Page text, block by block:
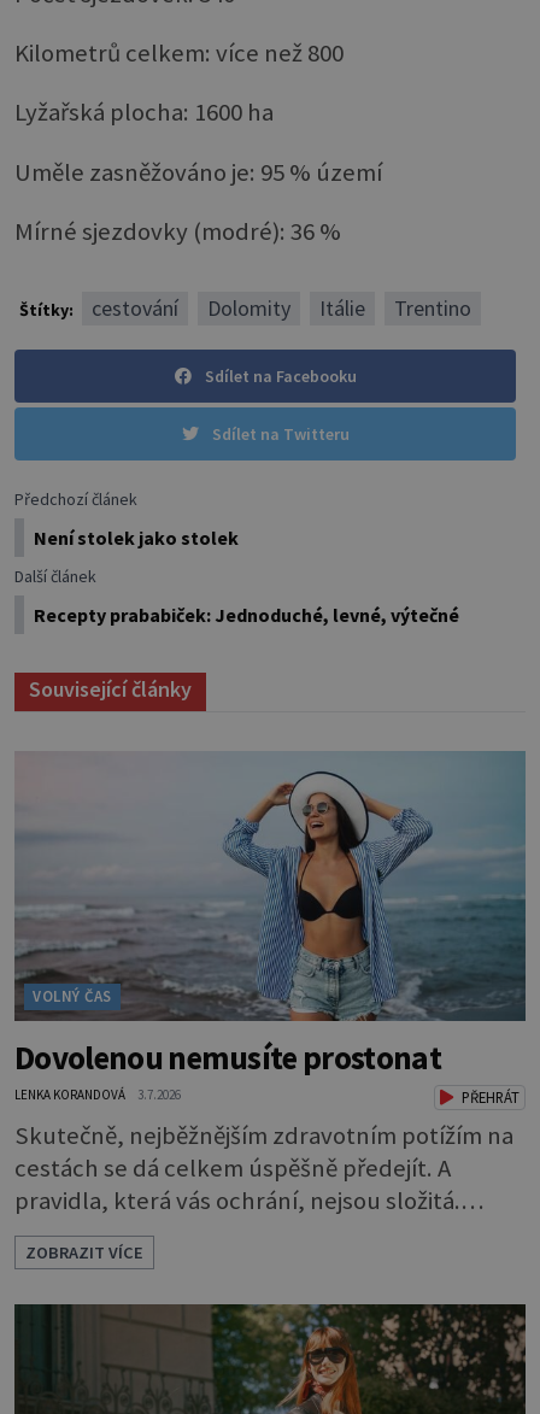
Kilometrů celkem: více než 800
Lyžařská plocha: 1600 ha
Uměle zasněžováno je: 95 % území
Mírné sjezdovky (modré): 36 %
Štítky: cestování Dolomity Itálie Trentino
Sdílet na Facebooku
Sdílet na Twitteru
Předchozí článek
Není stolek jako stolek
Další článek
Recepty prababiček: Jednoduché, levné, výtečné
Související články
VOLNÝ ČAS
Dovolenou nemusíte prostonat
LENKA KORANDOVÁ 3.7.2026 PŘEHRÁT
Skutečně, nejběžnějším zdravotním potížím na
cestách se dá celkem úspěšně předejít. A
pravidla, která vás ochrání, nejsou složitá.
Riziko na talíři Drtivou většinu cestovatelských
průjmů vyvolávají fekální bakterie. Do kuchyně
se mohou dostat s přirozeně hnojenou
zeleninou a při nedostatečné hygieně při
přípravě a výdeji jídla se snadno rozšíří ze
zeleninového salátu i na další potraviny. Dobro
ZOBRAZIT VÍCE